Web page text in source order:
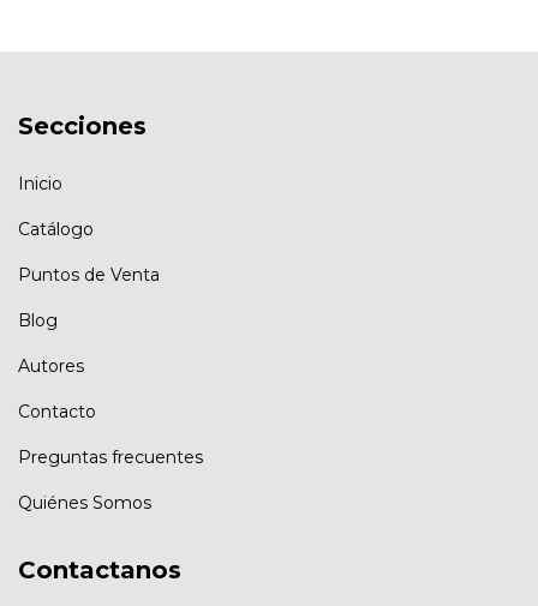
Secciones
Inicio
Catálogo
Puntos de Venta
Blog
Autores
Contacto
Preguntas frecuentes
Quiénes Somos
Contactanos